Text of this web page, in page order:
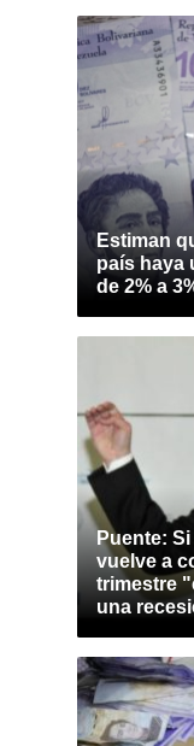
Estiman
país haya
de 2% a
Puente:
vuelve a
trimestre
una